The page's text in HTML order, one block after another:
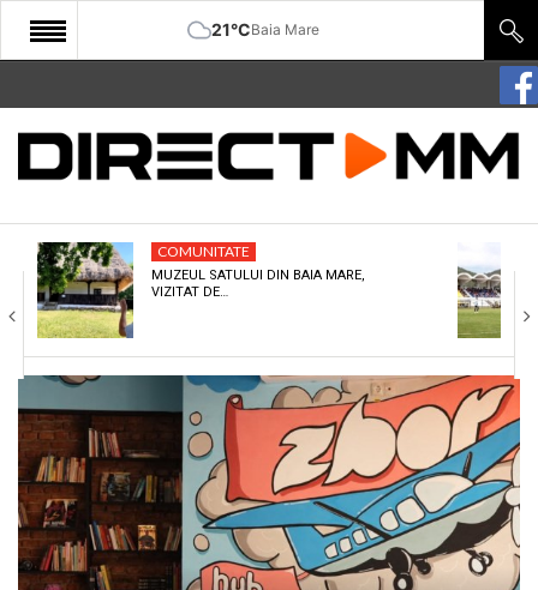
21°CBaia Mare
START
COMUNITATE
CULTURA
ECONOMIE
SANATATE
SPORT
SPECIAL
POLITIC
LIFE
COMUNITATE
MUZEUL SATULUI DIN BAIA MARE,
VIZITAT DE…